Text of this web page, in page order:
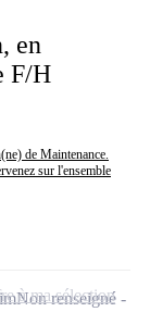
en
F/H
de Maintenance.
sur l'ensemble
Non renseigné
à ma sélection